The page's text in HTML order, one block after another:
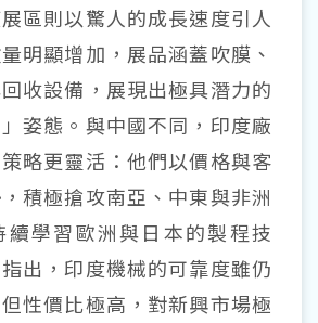
區則以驚人的成長速度引人
明顯增加，展品涵蓋吹膜、
收設備，展現出極具潛力的
」姿態。與中國不同，印度廠
略更靈活：他們以價格與客
積極搶攻南亞、中東與非洲
續學習歐洲與日本的製程技
出，印度機械的可靠度雖仍
性價比極高，對新興市場極